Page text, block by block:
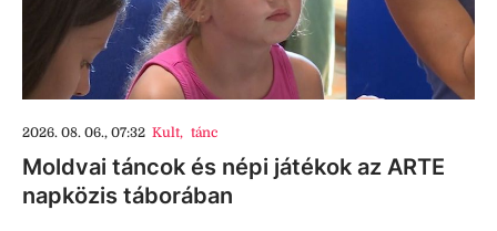
2026. 08. 06., 07:32 Kult, tánc
Moldvai táncok és népi játékok az ARTE
napközis táborában